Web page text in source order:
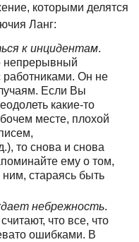
которыми делятся
Ланг:
к инцидентам.
непрерывный
работниками. Он не
Если Вы
какие-то
месте, плохой
то снова и снова
ему о том,
ним, стараясь быть
небрежность.
что все, что
ошибками. В